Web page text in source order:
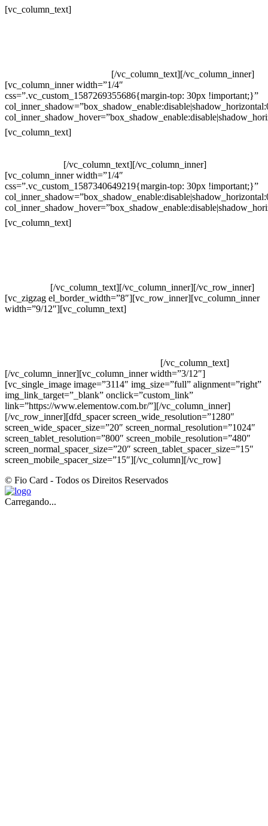
[vc_column_text]
[/vc_column_text][/vc_column_inner]
[vc_column_inner width=”1/4″
css=”.vc_custom_1587269355686{margin-top: 30px !important;}”
[vc_column_text]
[/vc_column_text][/vc_column_inner]
[vc_column_inner width=”1/4″
css=”.vc_custom_1587340649219{margin-top: 30px !important;}”
[vc_column_text]
[/vc_column_text][/vc_column_inner][/vc_row_inner]
[vc_zigzag el_border_width=”8″][vc_row_inner][vc_column_inner
width=”9/12″][vc_column_text]
[/vc_column_text]
[/vc_column_inner][vc_column_inner width=”3/12″]
[vc_single_image image=”3114″ img_size=”full” alignment=”right”
img_link_target=”_blank” onclick=”custom_link”
link=”https://www.elementow.com.br/”][/vc_column_inner]
[/vc_row_inner][dfd_spacer screen_wide_resolution=”1280″
screen_wide_spacer_size=”20″ screen_normal_resolution=”1024″
screen_tablet_resolution=”800″ screen_mobile_resolution=”480″
screen_normal_spacer_size=”20″ screen_tablet_spacer_size=”15″
screen_mobile_spacer_size=”15″][/vc_column][/vc_row]
© Fio Card - Todos os Direitos Reservados
Carregando...